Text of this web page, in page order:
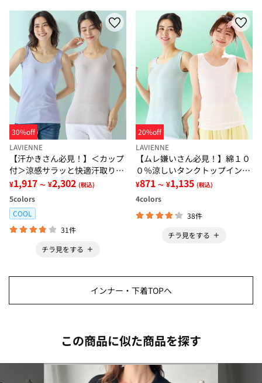
30%off
LAVIENNE
【汗かきさん必見！】＜カップ
付＞涼感サラッと快適汗取りタ
ンクトップインナー＜さらりラ
ボ＞
¥1,917 ～ ¥2,302 (税込)
5colors
COOL
31件
チラ見をする
20%off
LAVIENNE
【ムレ嫌いさん必見！】綿１０
０％涼しいタンクトップインナ
ー＜さらりラボ＞
¥871 ～ ¥1,135 (税込)
4colors
38件
チラ見をする
インナー・下着TOPへ
この商品に似た商品を探す